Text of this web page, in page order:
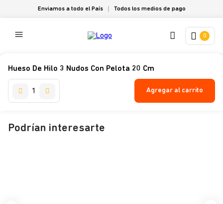
Enviamos a todo el País Todos los medios de pago
0
Hueso De Hilo 3 Nudos Con Pelota 20 Cm
Agregar al carrito
Podrían interesarte